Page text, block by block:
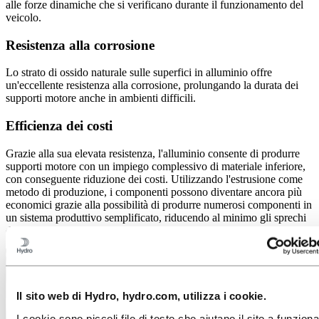
Il sito web di Hydro, hydro.com, utilizza i cookie.
alle forze dinamiche che si verificano durante il funzionamento del
veicolo.
Resistenza alla corrosione
Lo strato di ossido naturale sulle superfici in alluminio offre
un'eccellente resistenza alla corrosione, prolungando la durata dei
supporti motore anche in ambienti difficili.
Efficienza dei costi
Grazie alla sua elevata resistenza, l'alluminio consente di produrre
supporti motore con un impiego complessivo di materiale inferiore,
con conseguente riduzione dei costi. Utilizzando l'estrusione come
metodo di produzione, i componenti possono diventare ancora più
economici grazie alla possibilità di produrre numerosi componenti in
un sistema produttivo semplificato, riducendo al minimo gli sprechi
di materiale.